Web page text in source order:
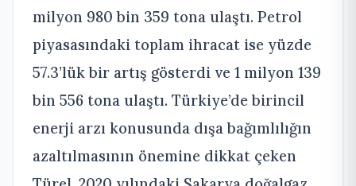
milyon 980 bin 359 tona ulaştı. Petrol
piyasasındaki toplam ihracat ise yüzde
57.3’lük bir artış gösterdi ve 1 milyon 139
bin 556 tona ulaştı. Türkiye’de birincil
enerji arzı konusunda dışa bağımlılığın
azaltılmasının önemine dikkat çeken